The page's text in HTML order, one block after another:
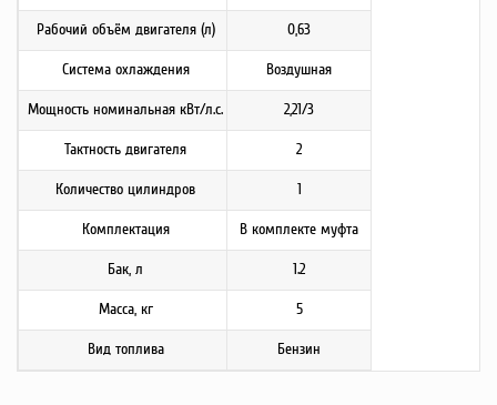
Рабочий объём двигателя (л) 0,63
Система охлаждения Воздушная
Мощность номинальная кВт/л.с. 2,21/3
Тактность двигателя 2
Количество цилиндров 1
Комплектация В комплекте муфта
Бак, л 1.2
Масса, кг 5
Вид топлива Бензин